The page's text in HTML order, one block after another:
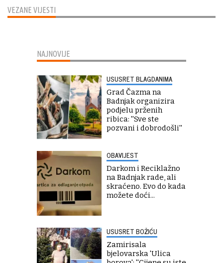
VEZANE VIJESTI
NAJNOVIJE
USUSRET BLAGDANIMA
Grad Čazma na
Badnjak organizira
podjelu prženih
ribica: ''Sve ste
pozvani i dobrodošli''
OBAVIJEST
Darkom i Reciklažno
na Badnjak rade, ali
skraćeno. Evo do kada
možete doći...
USUSRET BOŽIĆU
Zamirisala
bjelovarska 'Ulica